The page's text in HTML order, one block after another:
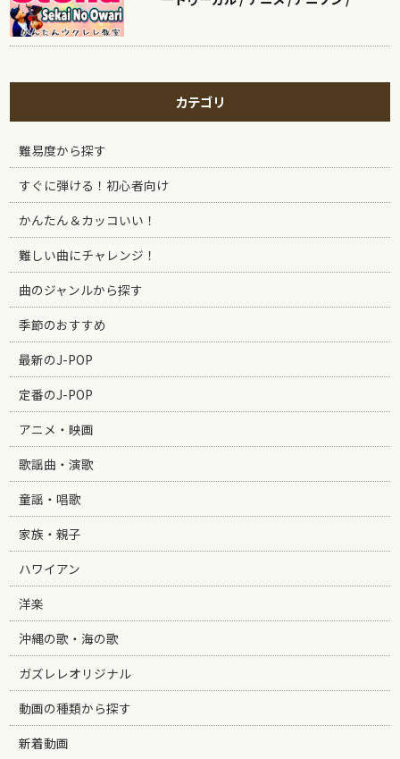
カテゴリ
難易度から探す
すぐに弾ける！初心者向け
かんたん＆カッコいい！
難しい曲にチャレンジ！
曲のジャンルから探す
季節のおすすめ
最新のJ-POP
定番のJ-POP
アニメ・映画
歌謡曲・演歌
童謡・唱歌
家族・親子
ハワイアン
洋楽
沖縄の歌・海の歌
ガズレレオリジナル
動画の種類から探す
新着動画